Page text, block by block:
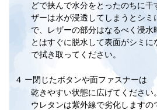
どで挟んで水分をとったのちに干
ザーは水が浸透してしまうとシ
で、レザーの部分はなるべく浸水
とはすぐに脱水して表面がシミ
で拭き取ってください。
４ ー閉じたボタンや面ファスナーは
乾きやすい状態に広げてください。
ウレタンは紫外線で劣化しますの